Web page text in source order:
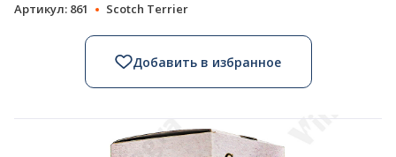
Артикул: 861 Scotch Terrier
Добавить в избранное